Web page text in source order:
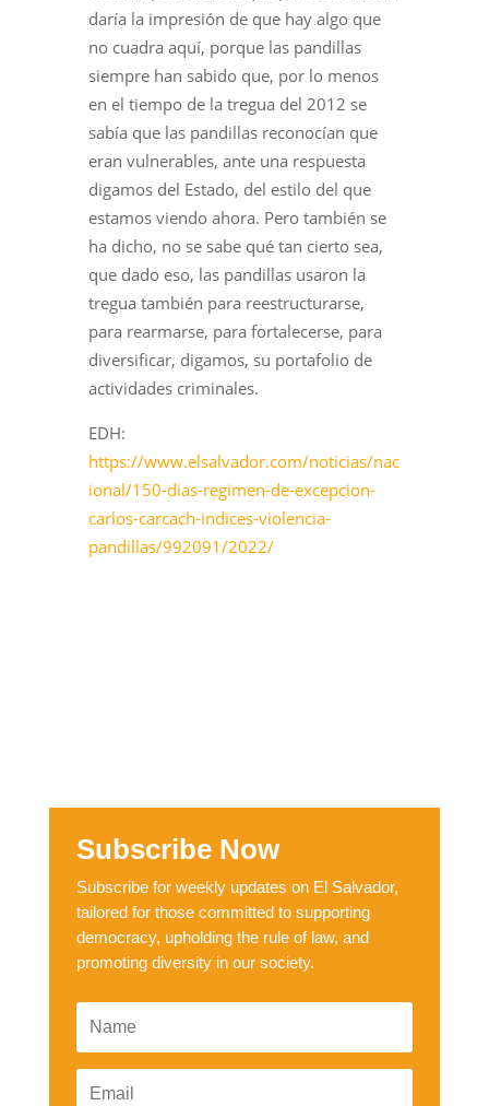
daría la impresión de que hay algo que
no cuadra aquí, porque las pandillas
siempre han sabido que, por lo menos
en el tiempo de la tregua del 2012 se
sabía que las pandillas reconocían que
eran vulnerables, ante una respuesta
digamos del Estado, del estilo del que
estamos viendo ahora. Pero también se
ha dicho, no se sabe qué tan cierto sea,
que dado eso, las pandillas usaron la
tregua también para reestructurarse,
para rearmarse, para fortalecerse, para
diversificar, digamos, su portafolio de
actividades criminales.
EDH:
https://www.elsalvador.com/noticias/nac
ional/150-dias-regimen-de-excepcion-
carlos-carcach-indices-violencia-
pandillas/992091/2022/
Subscribe Now
Subscribe for weekly updates on El Salvador,
tailored for those committed to supporting
democracy, upholding the rule of law, and
promoting diversity in our society.